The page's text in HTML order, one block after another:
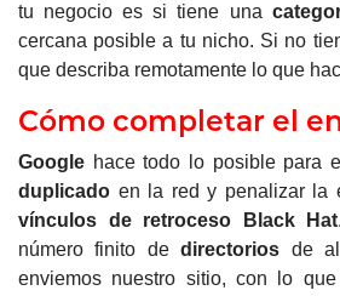
tu negocio es si tiene una
cercana posible a tu nicho. Si no
que describa remotamente lo que
Cómo completar el
Google hace todo lo posible para
duplicado en la red y penalizar la
vínculos de retroceso Black Hat
número finito dedirectorios de
enviemos nuestro sitio, con lo